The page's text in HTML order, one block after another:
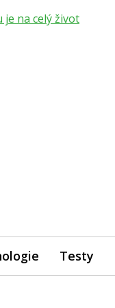
Testy
je na celý život